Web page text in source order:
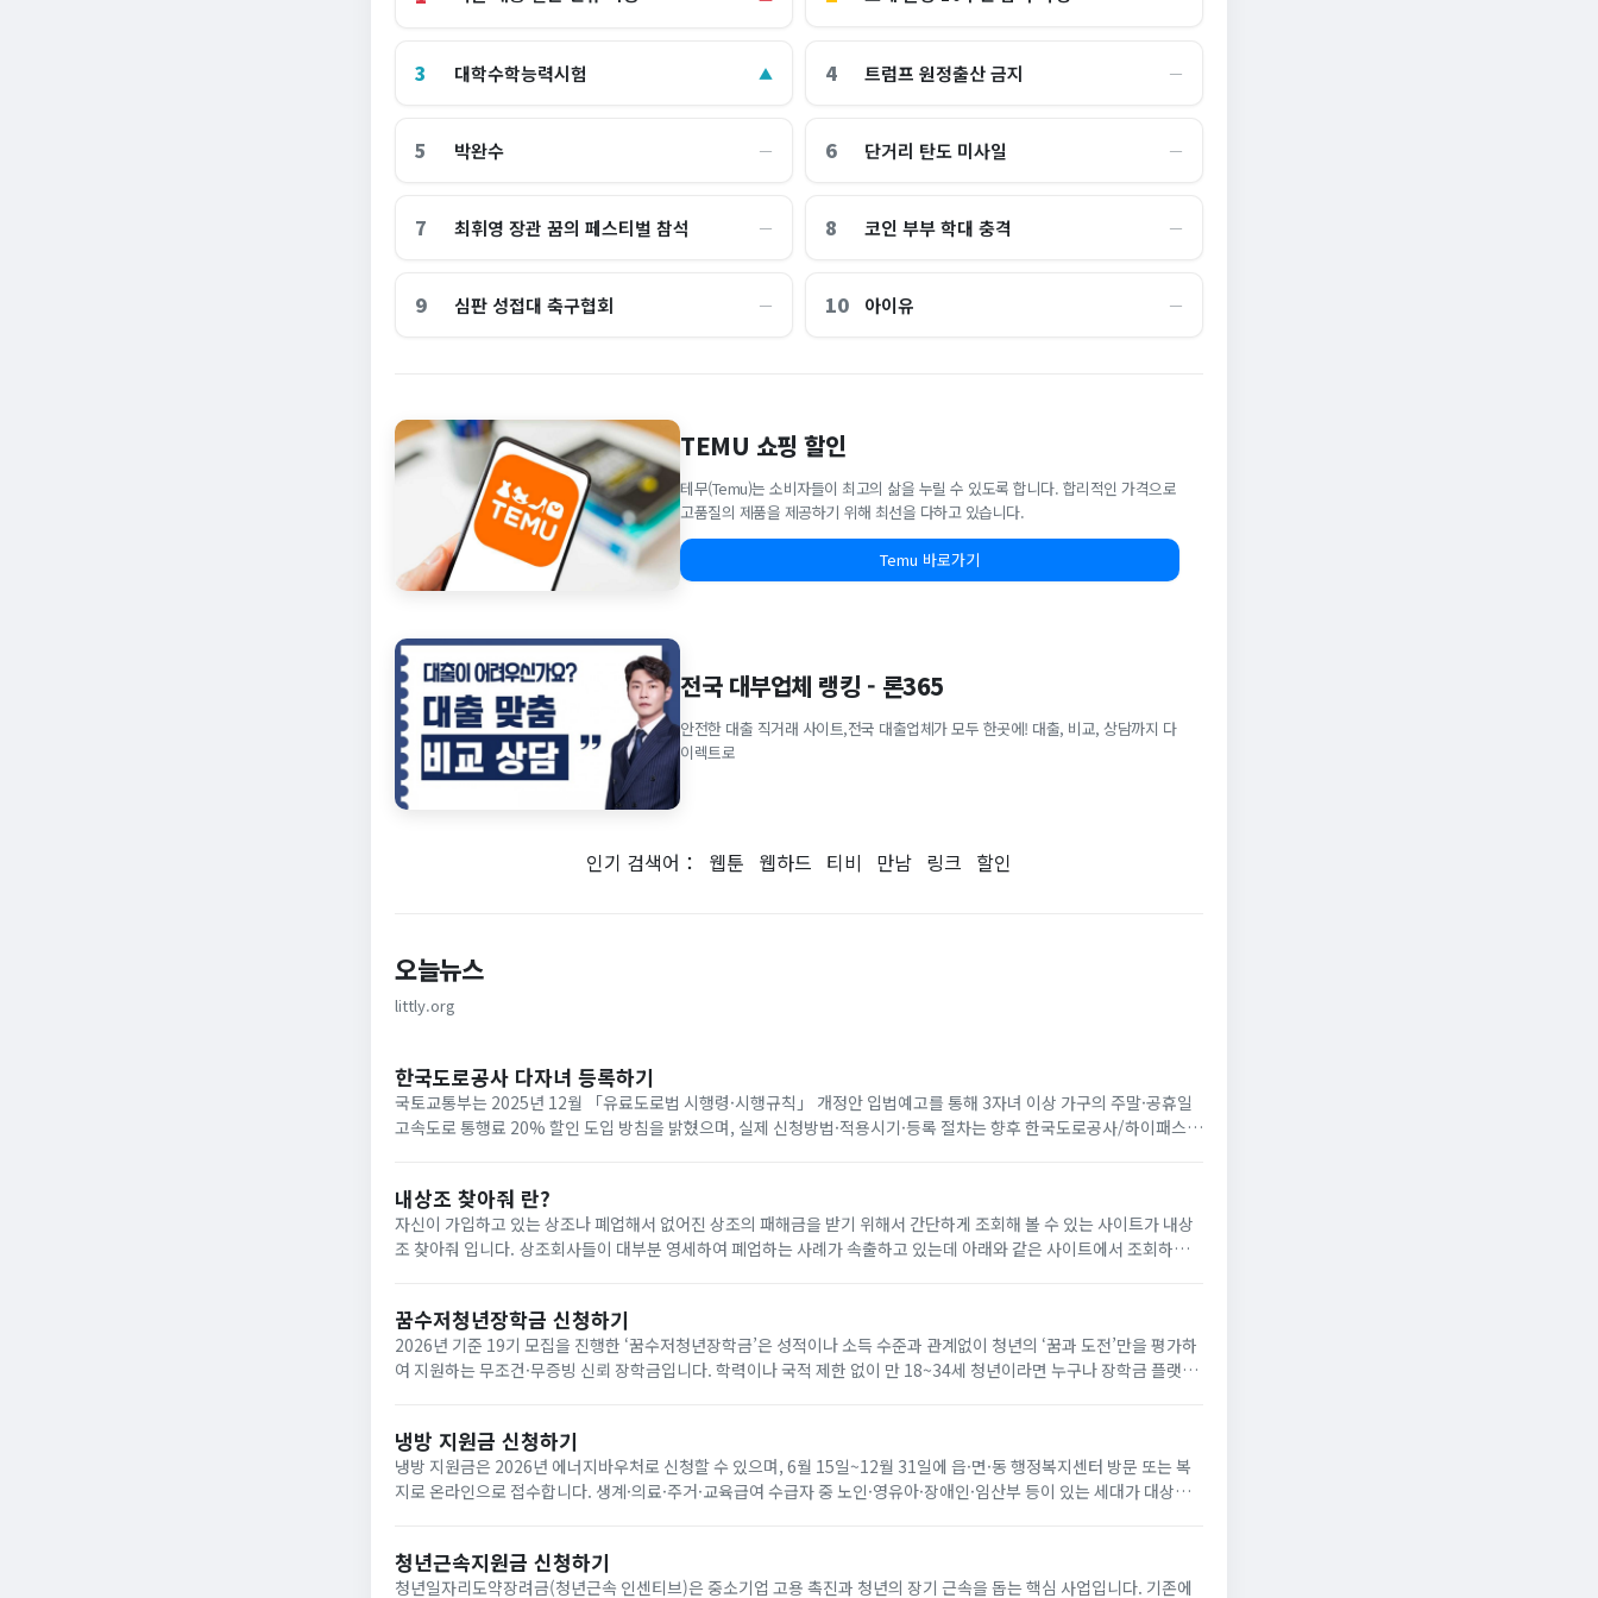
3 대학수학능력시험 ▲ 4 트럼프 원정출산 금지 ―
5 박완수 ― 6 단거리 탄도 미사일 ―
7 최휘영 장관 꿈의 페스티벌 참석 ― 8 코인 부부 학대 충격 ―
9 심판 성접대 축구협회 ― 10 아이유 ―
TEMU 쇼핑 할인
테무(Temu)는 소비자들이 최고의 삶을 누릴 수 있도록 합니다. 합리적인 가격으로
고품질의 제품을 제공하기 위해 최선을 다하고 있습니다.
Temu 바로가기
전국 대부업체 랭킹 - 론365
안전한 대출 직거래 사이트,전국 대출업체가 모두 한곳에! 대출, 비교, 상담까지 다
이렉트로
인기 검색어： 웹툰 웹하드 티비 만남 링크 할인
오늘뉴스
littly.org
한국도로공사 다자녀 등록하기
국토교통부는 2025년 12월 「유료도로법 시행령·시행규칙」 개정안 입법예고를 통해 3자녀 이상 가구의 주말·공휴일
고속도로 통행료 20% 할인 도입 방침을 밝혔으며, 실제 신청방법·적용시기·등록 절차는 향후 한국도로공사/하이패스
내상조 찾아줘 란?
자신이 가입하고 있는 상조나 폐업해서 없어진 상조의 패해금을 받기 위해서 간단하게 조회해 볼 수 있는 사이트가 내상
조 찾아줘 입니다. 상조회사들이 대부분 영세하여 폐업하는 사례가 속출하고 있는데 아래와 같은 사이트에서 조회하면
꿈수저청년장학금 신청하기
2026년 기준 19기 모집을 진행한 ‘꿈수저청년장학금’은 성적이나 소득 수준과 관계없이 청년의 ‘꿈과 도전’만을 평가하
여 지원하는 무조건·무증빙 신뢰 장학금입니다. 학력이나 국적 제한 없이 만 18~34세 청년이라면 누구나 장학금 플랫폼
냉방 지원금 신청하기
냉방 지원금은 2026년 에너지바우처로 신청할 수 있으며, 6월 15일~12월 31일에 읍·면·동 행정복지센터 방문 또는 복
지로 온라인으로 접수합니다. 생계·의료·주거·교육급여 수급자 중 노인·영유아·장애인·임산부 등이 있는 세대가 대상
청년근속지원금 신청하기
청년일자리도약장려금(청년근속 인센티브)은 중소기업 고용 촉진과 청년의 장기 근속을 돕는 핵심 사업입니다. 기존에